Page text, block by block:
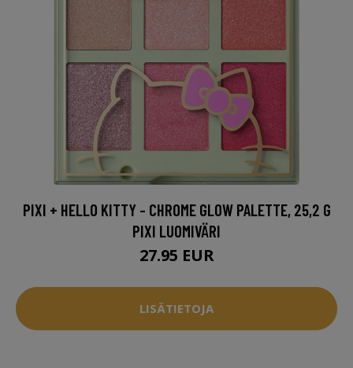
PIXI + HELLO KITTY - CHROME GLOW PALETTE, 25,2 G
PIXI LUOMIVÄRI
27.95 EUR
LISÄTIETOJA